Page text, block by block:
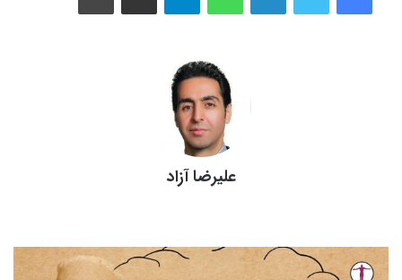
گرسنه شدیم، بخوریم. اینطوری هم معده را بی جهت پر نکرده ایم،
علیرضا آزاد